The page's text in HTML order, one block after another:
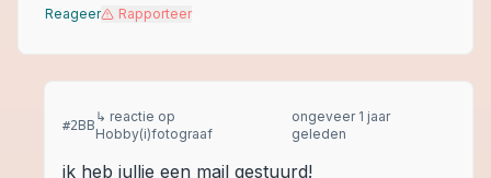
Reageer Rapporteer
#2BB
↳ reactie op
Hobby(i)fotograaf
ongeveer 1 jaar
geleden
ik heb jullie een mail gestuurd!